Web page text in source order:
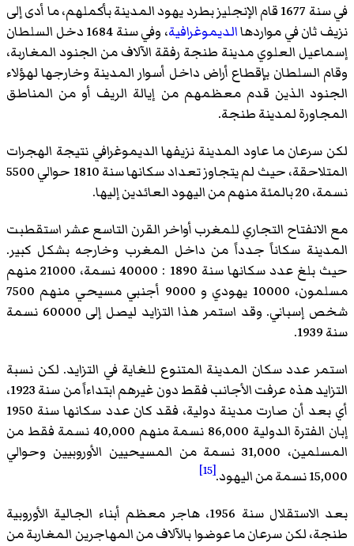
في سنة 1677 قام الإنجليز بطرد يهود المدينة بأكملهم، ما أدى إلى
نزيف ثان في مواردهاالديموغرافية
، وفي سنة 1684 دخل السلطان
إسماعيل العلوي مدينة طنجة رفقة الآلاف من الجنود المغاربة،
وقام السلطان بإقطاع أراض داخل أسوار المدينة وخارجها لهؤلاء
الجنود الذين قدم معظمهم من إيالة الريف أو من المناطق
المجاورة لمدينة طنجة.
لكن سرعان ما عاود المدينة نزيفها الديموغرافي نتيجة الهجرات
المتلاحقة، حيث لم يتجاوز تعداد سكانها سنة 1810 حوالي 5500
نسمة، 20 بالمئة منهم من اليهود العائدين إليها.
مع الانفتاح التجاري للمغرب أواخر القرن التاسع عشر استقطبت
المدينة سكاناً جدداً من داخل المغرب وخارجه بشكل كبير.
حيث بلغ عدد سكانها سنة 1890 : 40000 نسمة، 21000 منهم
مسلمون، 10000 يهودي و 9000 أجنبي مسيحي منهم 7500
شخص إسباني. وقد استمر هذا التزايد ليصل إلى 60000 نسمة
سنة 1939.
استمر عدد سكان المدينة المتنوع للغاية في التزايد. لكن نسبة
التزايد هذه عرفت الأجانب فقط دون غيرهم ابتداءاً من سنة 1923،
أي بعد أن صارت مدينة دولية، فقد كان عدد سكانها سنة 1950
إبان الفترة الدولية 86,000 نسمة منهم 40,000 نسمة فقط من
المسلمين، 31,000 نسمة من المسيحيين الأوروبيين وحوالي
15,000 نسمة من اليهود.
[15]
بعد الاستقلال سنة 1956، هاجر معظم أبناء الجالية الأوروبية
طنجة، لكن سرعان ما عوضوا بالآلاف من المهاجرين المغاربة من